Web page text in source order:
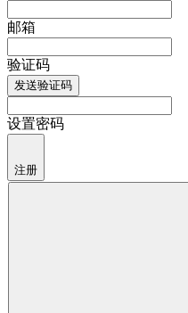
邮箱
验证码
发送验证码
设置密码
注册